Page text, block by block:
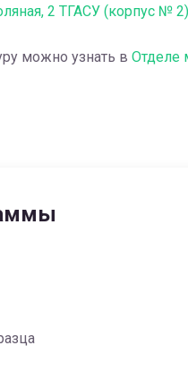
2 ТГАСУ (корпус №
можно узнать в Отделе